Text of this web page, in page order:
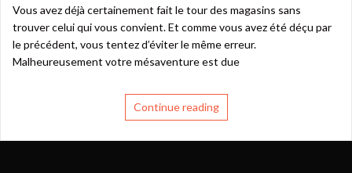
Vous avez déjà certainement fait le tour des magasins sans
trouver celui qui vous convient. Et comme vous avez été déçu par
le précédent, vous tentez d’éviter le même erreur.
Malheureusement votre mésaventure est due
Continue reading